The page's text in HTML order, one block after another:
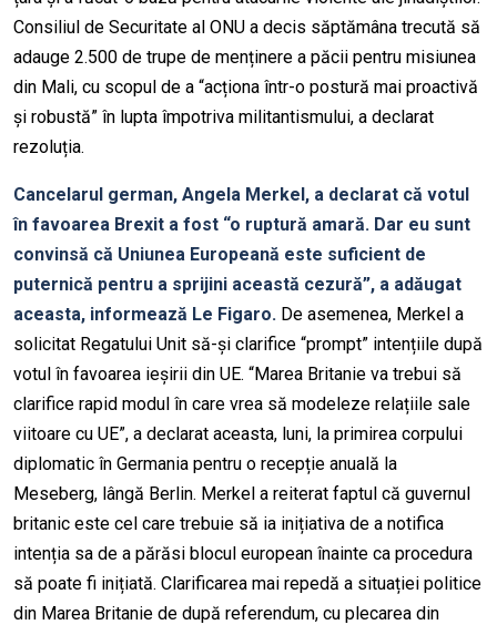
Consiliul de Securitate al ONU a decis săptămâna trecută să
adauge 2.500 de trupe de menținere a păcii pentru misiunea
din Mali, cu scopul de a “acționa într-o postură mai proactivă
și robustă” în lupta împotriva militantismului, a declarat
rezoluția.
Cancelarul german, Angela Merkel, a declarat că votul
în favoarea Brexit a fost “o ruptură amară. Dar eu sunt
convinsă că Uniunea Europeană este suficient de
puternică pentru a sprijini această cezură”, a adăugat
aceasta, informează Le Figaro. De asemenea, Merkel a
solicitat Regatului Unit să-și clarifice “prompt” intențiile după
votul în favoarea ieșirii din UE. “Marea Britanie va trebui să
clarifice rapid modul în care vrea să modeleze relațiile sale
viitoare cu UE”, a declarat aceasta, luni, la primirea corpului
diplomatic în Germania pentru o recepție anuală la
Meseberg, lângă Berlin. Merkel a reiterat faptul că guvernul
britanic este cel care trebuie să ia inițiativa de a notifica
intenția sa de a părăsi blocul european înainte ca procedura
să poate fi inițiată. Clarificarea mai repedă a situației politice
din Marea Britanie de după referendum, cu plecarea din